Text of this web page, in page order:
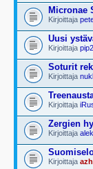
Micronae
Kirjoittaja
Uusi
Kirjoittaja
Soturit
Kirjoittaja
Kirjoittaja
Zergien
Kirjoittaja
Kirjoittaja